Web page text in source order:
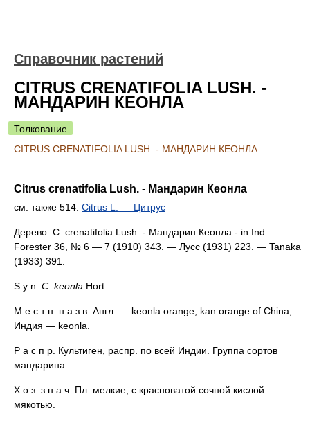
Справочник растений
CITRUS CRENATIFOLIA LUSH. -
МАНДАРИН КЕОНЛА
Толкование
CITRUS CRENATIFOLIA LUSH. - МАНДАРИН КЕОНЛА
Citrus crenatifolia Lush. - Мандарин Кеонла
см. также 514. Citrus L. — Цитрус
Дерево. С. crenatifolia Lush. - Мандарин Кеонла - in Ind.
Forester 36, № 6 — 7 (1910) 343. — Лусс (1931) 223. — Tanaka
(1933) 391.
S y n. С. keonla Hort.
М е с т н. н а з в. Англ. — keonla orange, kan orange of China;
Индия — keonla.
P а с п р. Культиген, распр. по всей Индии. Группа сортов
мандарина.
Х о з. з н а ч. Пл. мелкие, с красноватой сочной кислой
мякотью.